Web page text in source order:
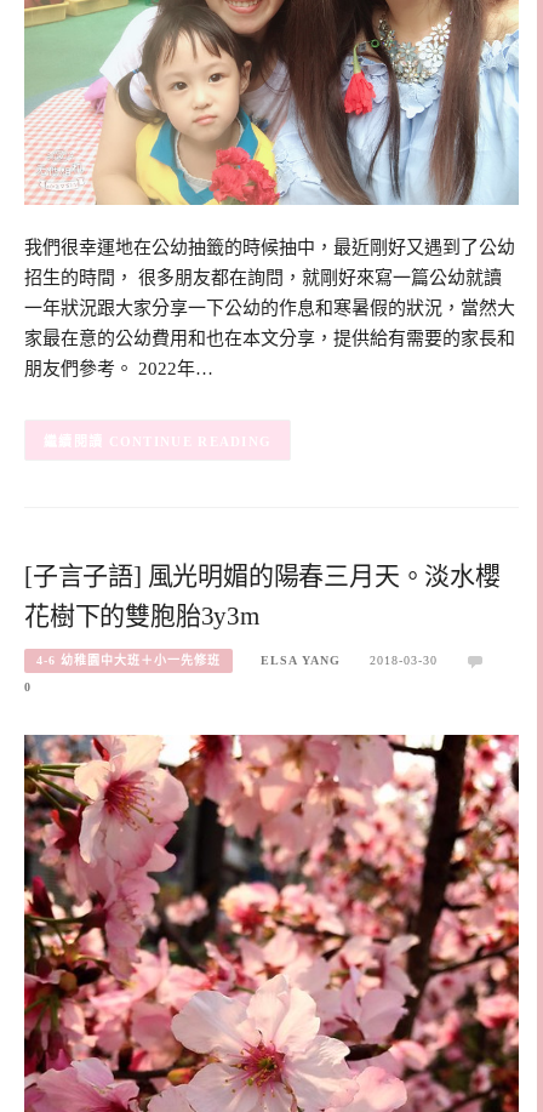
我們很幸運地在公幼抽籤的時候抽中，最近剛好又遇到了公幼
招生的時間， 很多朋友都在詢問，就剛好來寫一篇公幼就讀
一年狀況跟大家分享一下公幼的作息和寒暑假的狀況，當然大
家最在意的公幼費用和也在本文分享，提供給有需要的家長和
朋友們參考。 2022年…
CONTINUE READING
[子言子語] 風光明媚的陽春三月天。淡水櫻
花樹下的雙胞胎3y3m
4-6 幼稚園中大班＋小一先修班 ELSA YANG
2018-03-30
0